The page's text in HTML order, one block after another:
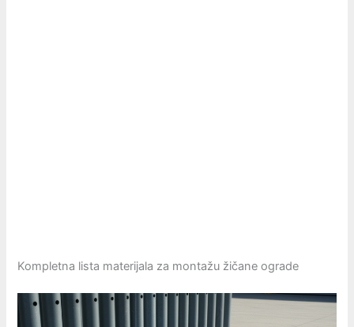
Kompletna lista materijala za montažu žičane ograde